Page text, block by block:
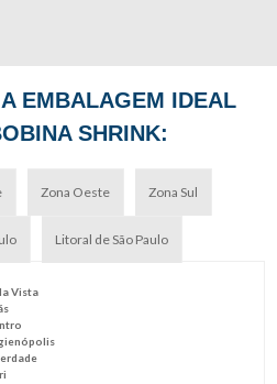
EMBALAGEM IDEAL
SHRINK:
Zona Oeste Zona Sul
Litoral de São Paulo
Vista